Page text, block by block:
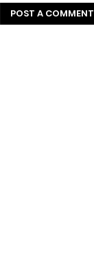
POST A COMMENT